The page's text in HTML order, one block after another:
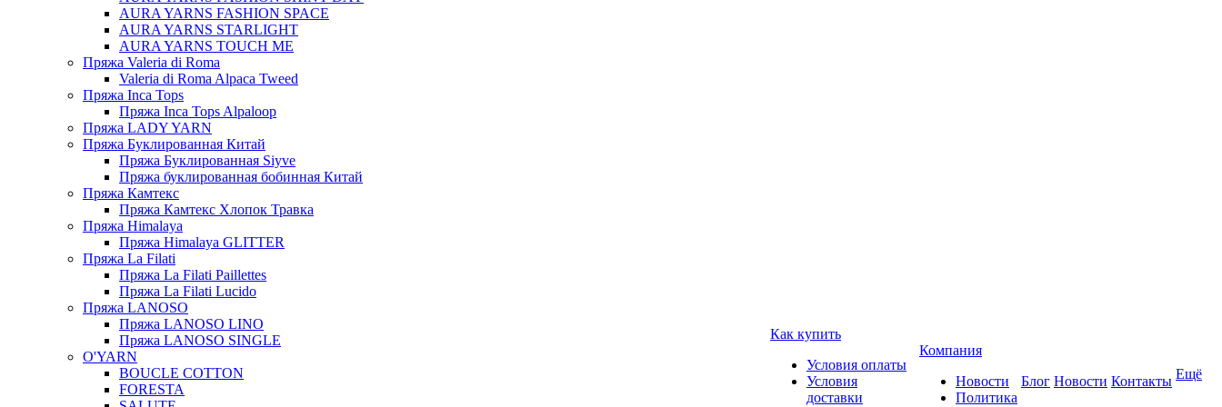
AURA YARNS FASHION SPACE
AURA YARNS STARLIGHT
AURA YARNS TOUCH ME
Пряжа Valeria di Roma
Valeria di Roma Alpaca Tweed
Пряжа Inca Tops
Пряжа Inca Tops Alpaloop
Пряжа LADY YARN
Пряжа Буклированная Китай
Пряжа Буклированная Siyve
Пряжа буклированная бобинная Китай
Пряжа Камтекс
Пряжа Камтекс Хлопок Травка
Пряжа Himalaya
Пряжа Himalaya GLITTER
Пряжа La Filati
Пряжа La Filati Paillettes
Пряжа La Filati Lucido
Пряжа LANOSO
Пряжа LANOSO LINO
Пряжа LANOSO SINGLE
O'YARN
BOUCLE COTTON
FORESTA
Как купить
Условия оплаты
Условия
доставки
Компания
Новости
Политика
Блог Новости Контакты Ещё